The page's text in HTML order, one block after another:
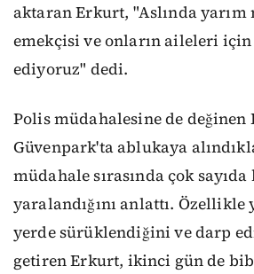
aktaran Erkurt, "Aslında
emekçisi ve onların aileleri
ediyoruz" dedi.
Polis müdahalesine de
Güvenpark'ta ablukaya
müdahale sırasında çok
yaralandığını anlattı. Özellikle
yerde sürüklendiğini ve darp
getiren Erkurt, ikinci gün de